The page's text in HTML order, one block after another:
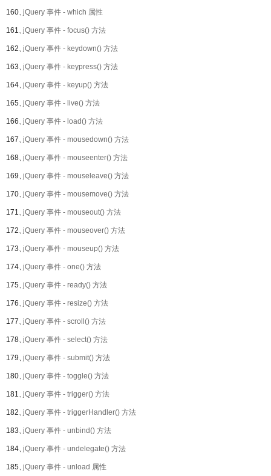
160、jQuery 事件 - which 属性
161、jQuery 事件 - focus() 方法
162、jQuery 事件 - keydown() 方法
163、jQuery 事件 - keypress() 方法
164、jQuery 事件 - keyup() 方法
165、jQuery 事件 - live() 方法
166、jQuery 事件 - load() 方法
167、jQuery 事件 - mousedown() 方法
168、jQuery 事件 - mouseenter() 方法
169、jQuery 事件 - mouseleave() 方法
170、jQuery 事件 - mousemove() 方法
171、jQuery 事件 - mouseout() 方法
172、jQuery 事件 - mouseover() 方法
173、jQuery 事件 - mouseup() 方法
174、jQuery 事件 - one() 方法
175、jQuery 事件 - ready() 方法
176、jQuery 事件 - resize() 方法
177、jQuery 事件 - scroll() 方法
178、jQuery 事件 - select() 方法
179、jQuery 事件 - submit() 方法
180、jQuery 事件 - toggle() 方法
181、jQuery 事件 - trigger() 方法
182、jQuery 事件 - triggerHandler() 方法
183、jQuery 事件 - unbind() 方法
184、jQuery 事件 - undelegate() 方法
185、jQuery 事件 - unload 属性